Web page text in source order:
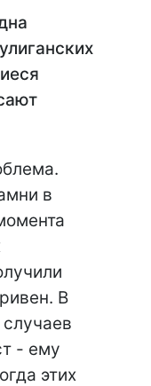
в
В
случаев
- ему
этих